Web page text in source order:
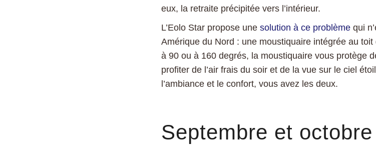
eux, la retraite précipitée vers l’intérieur.
L’Eolo Star propose une solution à ce problème qui
Amérique du Nord : une moustiquaire intégrée au
à 90 ou à 160 degrés, la moustiquaire vous protège
profiter de l’air frais du soir et de la vue sur le ciel
l’ambiance et le confort, vous avez les deux.
Septembre et